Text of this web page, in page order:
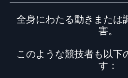
全身にわたる動きまたは
害。
このような競技者も以下
す：